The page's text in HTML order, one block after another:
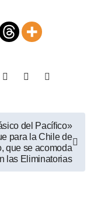
del Pacífico»
para la Chile de
que se acomoda
las Eliminatorias